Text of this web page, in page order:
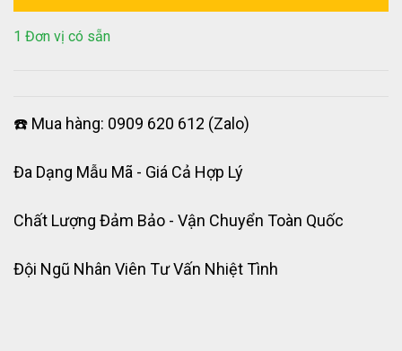
1 Đơn vị có sẵn
☎️ Mua hàng: 0909 620 612 (Zalo)
Đa Dạng Mẫu Mã - Giá Cả Hợp Lý
Chất Lượng Đảm Bảo - Vận Chuyển Toàn Quốc
Đội Ngũ Nhân Viên Tư Vấn Nhiệt Tình